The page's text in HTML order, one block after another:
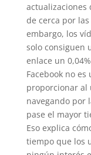
actualizaciones
de cerca por
embargo, los
solo consiguen
enlace un
Facebook no
proporcionar al
navegando por
pase el mayor
Eso explica
tiempo que los